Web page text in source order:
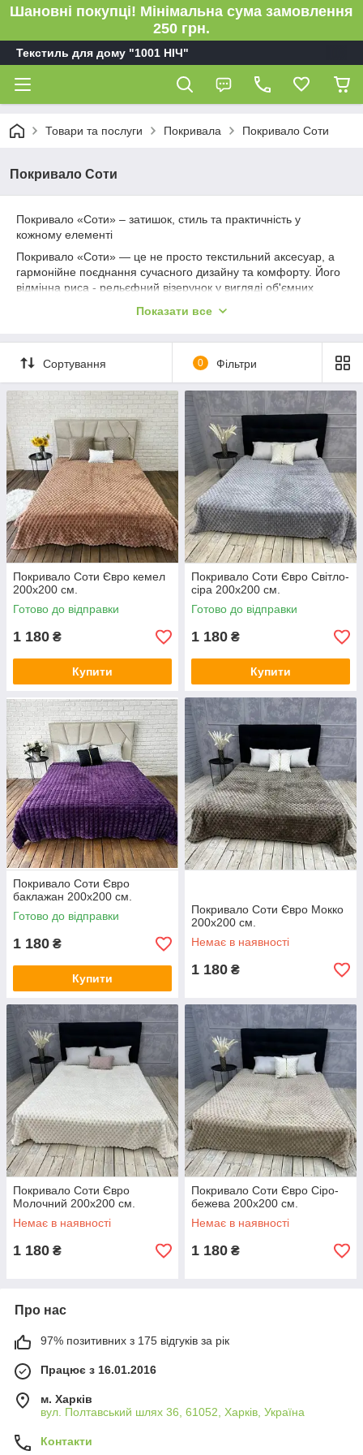
Шановні покупці! Мінімальна сума замовлення
250 грн.
Текстиль для дому "1001 НІЧ"
Товари та послуги Покривала Покривало Соти
Покривало Соти
Покривало «Соти» – затишок, стиль та практичність у
кожному елементі
Покривало «Соти» — це не просто текстильний аксесуар, а
гармонійне поєднання сучасного дизайну та комфорту. Його
відмінна риса - рельєфний візерунок у вигляді об'ємних
приємно на дотик, відмінно зберігає тепло та легко
стирається. Завдяки щільній текстурі воно не скочується,
зберігає форму і колір навіть після багаторазового прання.
Показати все
Сортування 0 Фільтри
Покривало Соти Євро кемел
200х200 см.
Готово до відправки
1 180 ₴
Купити
Покривало Соти Євро Світло-
сіра 200х200 см.
Готово до відправки
1 180 ₴
Купити
Покривало Соти Євро
баклажан 200х200 см.
Готово до відправки
1 180 ₴
Купити
Покривало Соти Євро Мокко
200х200 см.
Немає в наявності
1 180 ₴
Покривало Соти Євро
Молочний 200х200 см.
Немає в наявності
1 180 ₴
Покривало Соти Євро Сіро-
бежева 200х200 см.
Немає в наявності
1 180 ₴
Про нас
97% позитивних з 175 відгуків за рік
Працює з 16.01.2016
м. Харків
вул. Полтавський шлях 36, 61052, Харків, Україна
Контакти